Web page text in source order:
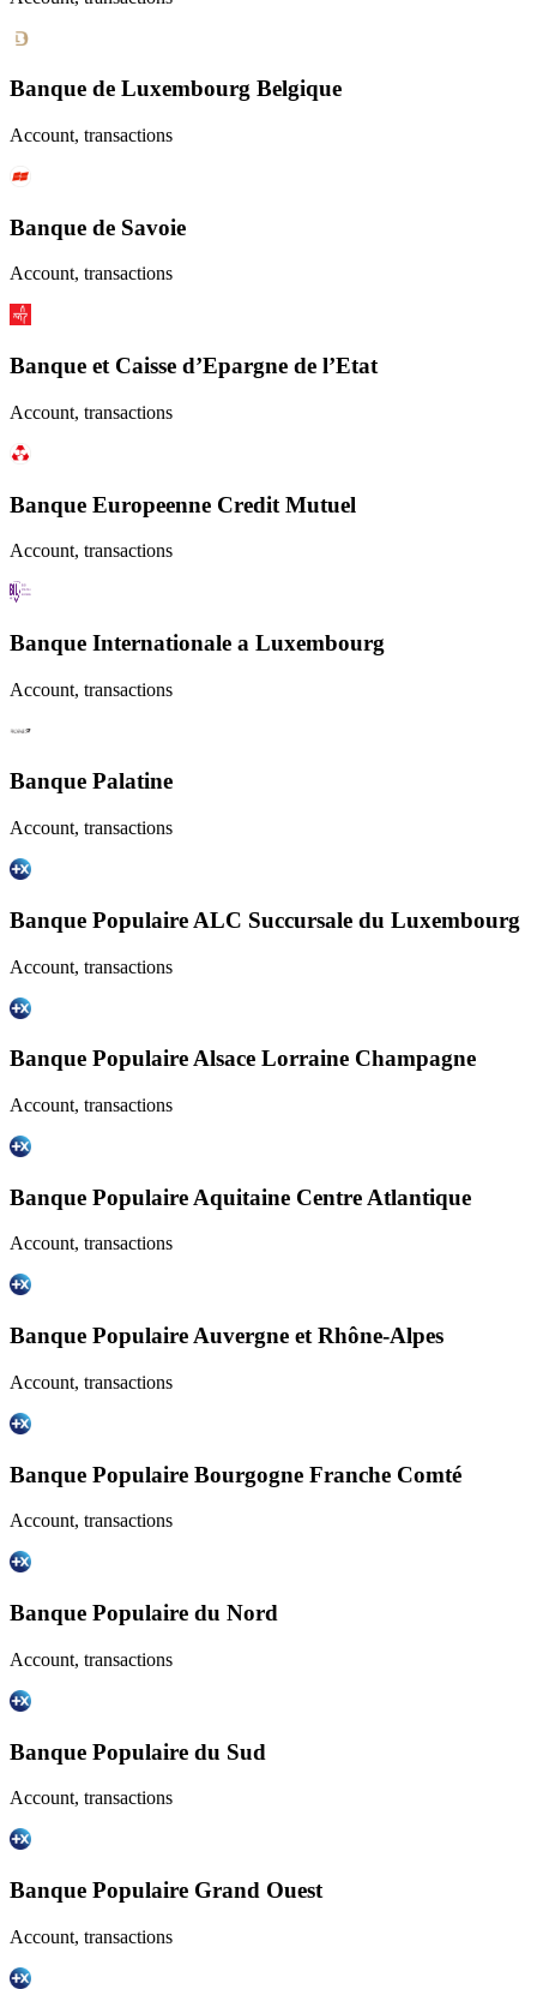
Banque de Luxembourg Belgique
Account, transactions
Banque de Savoie
Account, transactions
Banque et Caisse d’Epargne de l’Etat
Account, transactions
Banque Europeenne Credit Mutuel
Account, transactions
Banque Internationale a Luxembourg
Account, transactions
Banque Palatine
Account, transactions
Banque Populaire ALC Succursale du Luxembourg
Account, transactions
Banque Populaire Alsace Lorraine Champagne
Account, transactions
Banque Populaire Aquitaine Centre Atlantique
Account, transactions
Banque Populaire Auvergne et Rhône-Alpes
Account, transactions
Banque Populaire Bourgogne Franche Comté
Account, transactions
Banque Populaire du Nord
Account, transactions
Banque Populaire du Sud
Account, transactions
Banque Populaire Grand Ouest
Account, transactions